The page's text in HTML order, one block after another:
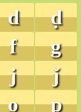
d
ḍ
f
g
j
ǰ
o
p